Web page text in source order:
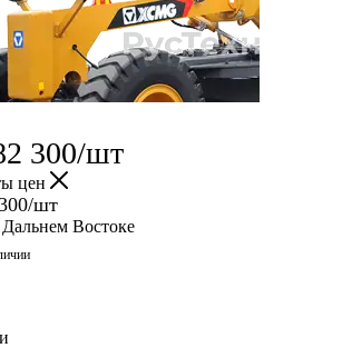
300/шт
цен
/шт
Востоке